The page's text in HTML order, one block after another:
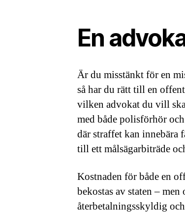
En
Är du misstänkt för en
så har du rätt till en
vilken advokat du vill
med både polisförhör
där straffet kan innebära
till ett målsägarbiträde
Kostnaden för både en
bekostas av staten –
återbetalningsskyldig